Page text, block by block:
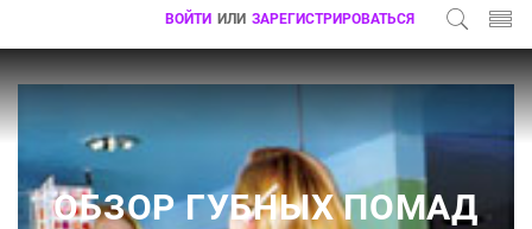
ВОЙТИ ИЛИ ЗАРЕГИСТРИРОВАТЬСЯ
ОБЗОР ГУБНЫХ ПОМАД